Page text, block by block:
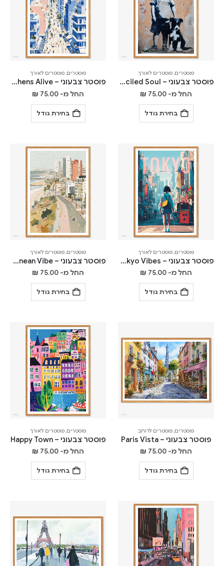
פוסטרים,פוסטרים לאורך
פוסטר צבעוני – Stenciled Soul
החל מ- ₪ 75.00
בחירת גודל
פוסטרים,פוסטרים לאורך
פוסטר צבעוני – Athens Alive
החל מ- ₪ 75.00
בחירת גודל
פוסטרים,פוסטרים לאורך
פוסטר צבעוני – Tokyo Vibes
החל מ- ₪ 75.00
בחירת גודל
פוסטרים,פוסטרים לאורך
פוסטר צבעוני – Mediterranean Vibe
החל מ- ₪ 75.00
בחירת גודל
פוסטרים,פוסטרים לרוחב
פוסטר צבעוני – Paris Vista
החל מ- ₪ 75.00
בחירת גודל
פוסטרים,פוסטרים לאורך
פוסטר צבעוני – Happy Town
החל מ- ₪ 75.00
בחירת גודל